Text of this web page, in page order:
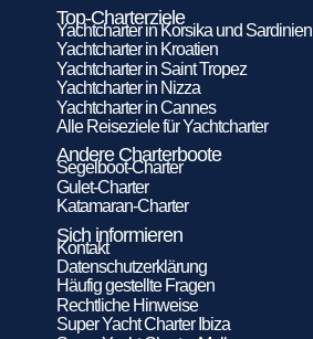
Top-Charterziele
Yachtcharter in Korsika und Sardinien
Yachtcharter in Kroatien
Yachtcharter in Saint Tropez
Yachtcharter in Nizza
Yachtcharter in Cannes
Alle Reiseziele für Yachtcharter
Andere Charterboote
Segelboot-Charter
Gulet-Charter
Katamaran-Charter
Sich informieren
Kontakt
Datenschutzerklärung
Häufig gestellte Fragen
Rechtliche Hinweise
Super Yacht Charter Ibiza